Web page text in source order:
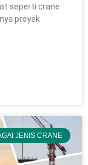
seperti crane
proyek
JENIS CRANE